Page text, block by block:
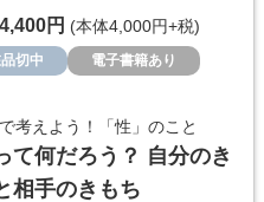
4,400円 (本体4,000円+税)
切中 電子書籍あり
考えよう！「性」のこと
て何だろう？ 自分のき
相手のきもち